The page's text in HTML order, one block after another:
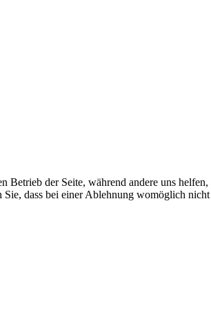
der Seite, während andere uns
dass bei einer Ablehnung womöglich